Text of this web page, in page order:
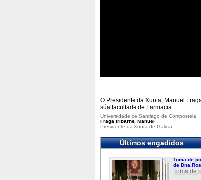
O Presidente da Xunta, Manuel
súa facultade de Farmacia.
Universidade de Santiago de Compostela
Fraga Iribarne, Manuel
Presidente da Xunta de Galicia
Últimos engadidos
Toma de
de
Toma de